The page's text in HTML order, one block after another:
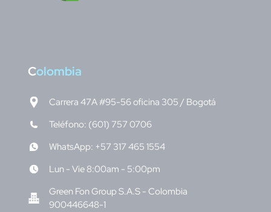
Colombia
Carrera 47A #95-56 oficina 305 / Bogotá
Teléfono: (601) 757 0706
WhatsApp: +57 317 465 1554
Lun - Vie 8:00am - 5:00pm
Green Fon Group S.A.S - Colombia
900446648-1